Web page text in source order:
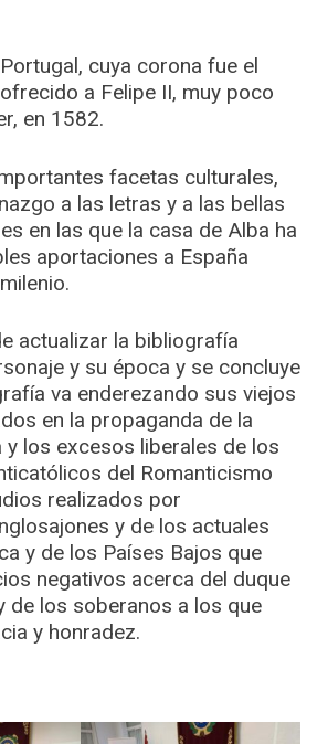
cuya corona fue el
a Felipe II, muy poco
en 1582.
facetas culturales,
a las letras y a las bellas
en las que la casa de Alba ha
aportaciones a España
actualizar la bibliografía
y su época y se concluye
va enderezando sus viejos
en la propaganda de la
y los excesos liberales de los
del Romanticismo
realizados por
y de los actuales
y de los Países Bajos que
negativos acerca del duque
de los soberanos a los que
y honradez.